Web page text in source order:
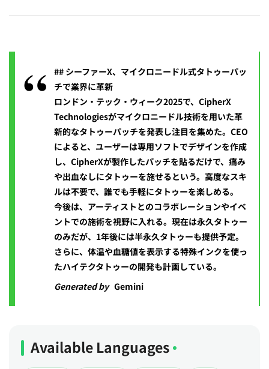
## シーファーX、マイクロニードル式タトゥーパッ
チで業界に革新
ロンドン・テック・ウィーク2025で、CipherX
Technologiesがマイクロニードル技術を用いた革
新的なタトゥーパッチを発表し注目を集めた。CEO
によると、ユーザーは専用ソフトでデザインを作成
し、CipherXが製作したパッチを貼るだけで、痛み
や出血なしにタトゥーを施せるという。高度なスキ
ルは不要で、誰でも手軽にタトゥーを楽しめる。
今後は、アーティストとのコラボレーションやイベ
ントでの施術を視野に入れる。現在は永久タトゥー
のみだが、1年後には半永久タトゥーも提供予定。
さらに、体温や血糖値を表示する特殊インクを使っ
たハイテクタトゥーの開発も計画している。
Generated by Gemini
Available Languages